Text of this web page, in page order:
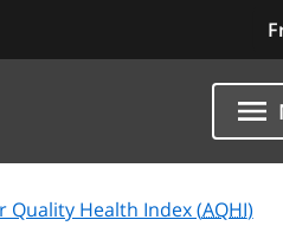
Quality Health Index (AQHI)